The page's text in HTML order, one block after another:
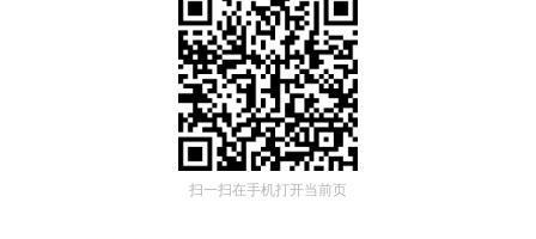
扫一扫在手机打开当前页